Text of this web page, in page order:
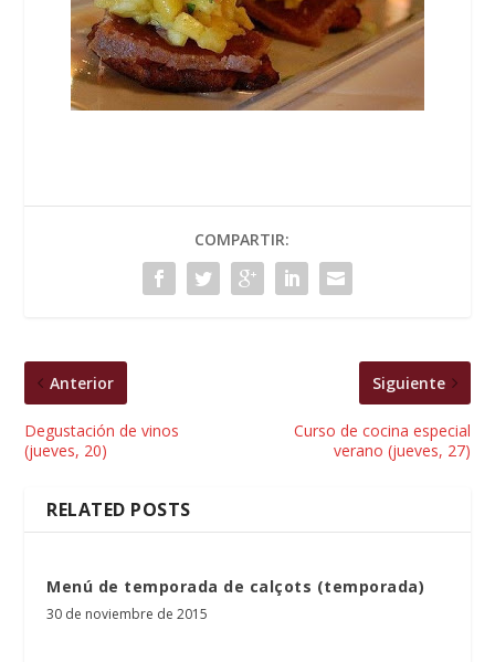
COMPARTIR:
Anterior
Degustación de vinos
(jueves, 20)
Siguiente
Curso de cocina especial
verano (jueves, 27)
RELATED POSTS
Menú de temporada de calçots (temporada)
30 de noviembre de 2015